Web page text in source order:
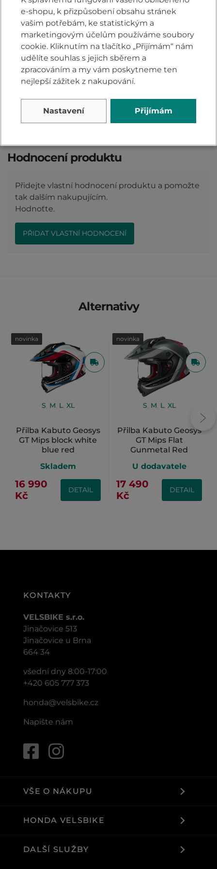
Komentáře k produktu (0)
Máte otázky k produktu: Přilba Kabuto Geosys
GT Mips solid black metallic?
Zeptejte se.
ZEPTAT SE V DISKUSI
Hodnocení produktu
Přidejte vlastní hodnocení produktu a pomožte
tak dalším nakupujícím.
Hodnoťte.
PŘIDAT VLASTNÍ HODNOCENÍ
Alternativy
S, M, L, XL
Přilba Kabuto Geosys
GT Mips block white
blue red
novinka
Skladem
16 990
Kč
DETAIL
S, M, L, XL
Přilba Kabuto Geosys
GT Mips Flat
Gunmetal Red
novinka
U dodavatele
17 490
Kč
DETAIL
KONTAKTY
VELSBIKE s.r.o.
Jinačovice 513
Jinačovice u Brna
664 34
všední dny 8:00-17:00
+420 605 777 373
honda@velsbike.cz
Napište nám
VŠE O NÁKUPU
HONDA VELSBIKE
DALŠÍ SLUŽBY
e-shopu, k přizpůsobení obsahu stránek
vašim potřebám, ke statistickým a
marketingovým účelům používáme soubory
cookie. Kliknutím na tlačítko „Přijímám“ nám
udělíte souhlas s jejich sběrem a
zpracováním a my vám poskytneme ten
nejlepší zážitek z nakupování.
Nastavení Přijímám